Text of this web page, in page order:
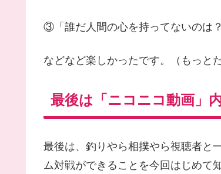
③「誰だ人間の心を持ってないのは？
などなど楽しかったです。（もっと
最後は「ニコニコ動画」
最後は、釣りやら相撲やら視聴者と
ム対戦ができることを今回はじめて